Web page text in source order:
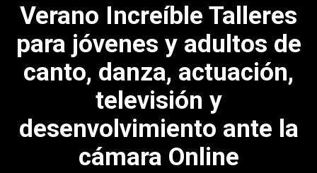
Verano Increíble Talleres
para jóvenes y adultos de
canto, danza, actuación,
televisión y
desenvolvimiento ante la
cámara Online